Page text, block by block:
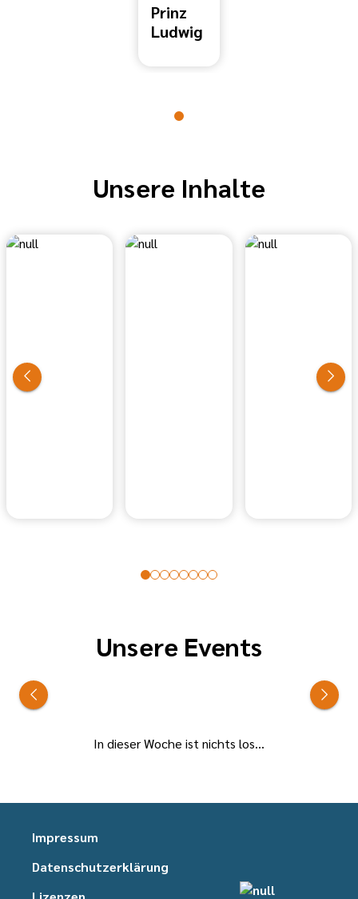
Prinz
Ludwig
Unsere Inhalte
Unsere Events
In dieser Woche ist nichts los...
Impressum
Datenschutzerklärung